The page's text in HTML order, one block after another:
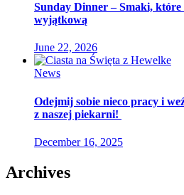
Sunday Dinner – Smaki, które
wyjątkową
June 22, 2026
News
Odejmij sobie nieco pracy i
z naszej piekarni!
December 16, 2025
Archives